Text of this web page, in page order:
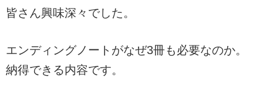
皆さん興味深々でした。
エンディングノートがなぜ3冊も必要なのか。
納得できる内容です。